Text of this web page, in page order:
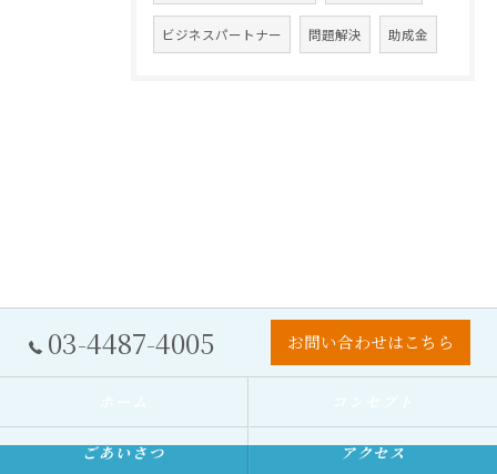
ビジネスパートナー 問題解決 助成金
03-4487-4005 お問い合わせはこちら
ごあいさつ アクセス